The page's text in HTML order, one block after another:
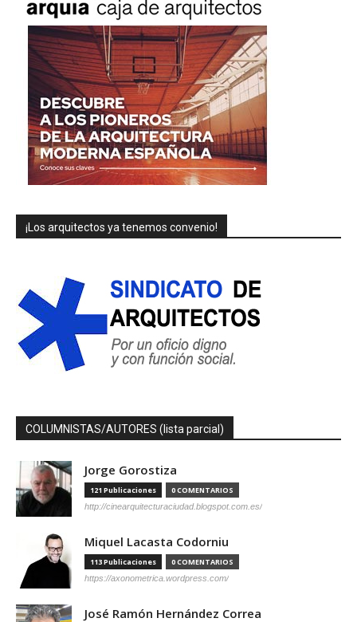
¡Los arquitectos ya tenemos convenio!
COLUMNISTAS/AUTORES (lista parcial)
Jorge Gorostiza
121 Publicaciones 0 COMENTARIOS
http://cinearquitecturaciudad.blogspot.com.es/
Miquel Lacasta Codorniu
113 Publicaciones 0 COMENTARIOS
https://axonometrica.wordpress.com/
José Ramón Hernández Correa